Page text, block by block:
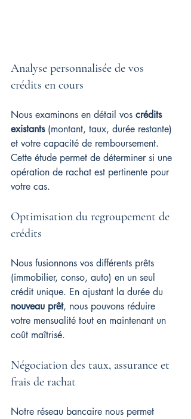
Analyse personnalisée de vos
crédits en cours
Nous examinons en détail vos crédits
existants (montant, taux, durée restante)
et votre capacité de remboursement.
Cette étude permet de déterminer si une
opération de rachat est pertinente pour
votre cas.
Optimisation du regroupement de
crédits
Nous fusionnons vos différents prêts
(immobilier, conso, auto) en un seul
crédit unique. En ajustant la durée du
nouveau prêt, nous pouvons réduire
votre mensualité tout en maintenant un
coût maîtrisé.
Négociation des taux, assurance et
frais de rachat
Notre réseau bancaire nous permet